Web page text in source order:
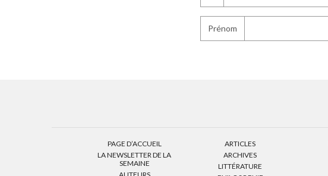
Prénom
PAGE D’ACCUEIL
LA NEWSLETTER DE LA
SEMAINE
ARTICLES
ARCHIVES
LITTÉRATURE